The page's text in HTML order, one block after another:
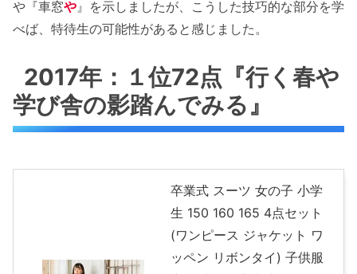
や『車窓や』を示しましたが、こうした技巧的な部分を学
べば、特待生の可能性があると感じました。
2017年：１位72点『行く春や
学び舎の影踏んでみる』
卒業式 スーツ 女の子 小学
生 150 160 165 4点セット
(ワンピース ジャケット ワ
ッペン リボンタイ) 子供服